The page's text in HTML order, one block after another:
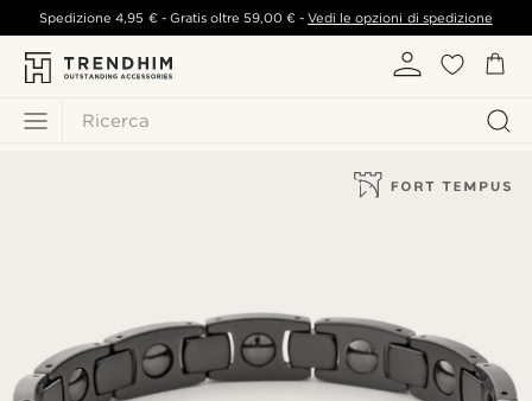
Ricerca
Spedizione4,95 €- Gratis oltre 59,00 € -Vedi le opzioni di spedizione